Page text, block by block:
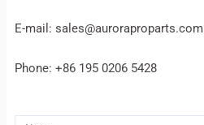
E-mail: sales@auroraproparts.com
Phone: +86 195 0206 5428